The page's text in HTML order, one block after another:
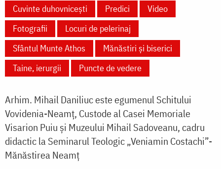
Cuvinte duhovnicești
Predici
Video
Fotografii
Locuri de pelerinaj
Sfântul Munte Athos
Mănăstiri și biserici
Taine, ierurgii
Puncte de vedere
Arhim. Mihail Daniliuc este egumenul Schitului
Vovidenia-Neamț, Custode al Casei Memoriale
Visarion Puiu și Muzeului Mihail Sadoveanu, cadru
didactic la Seminarul Teologic „Veniamin Costachi”-
Mănăstirea Neamț